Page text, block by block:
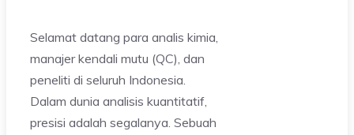
Selamat datang para analis kimia,
manajer kendali mutu (QC), dan
peneliti di seluruh Indonesia.
Dalam dunia analisis kuantitatif,
presisi adalah segalanya. Sebuah